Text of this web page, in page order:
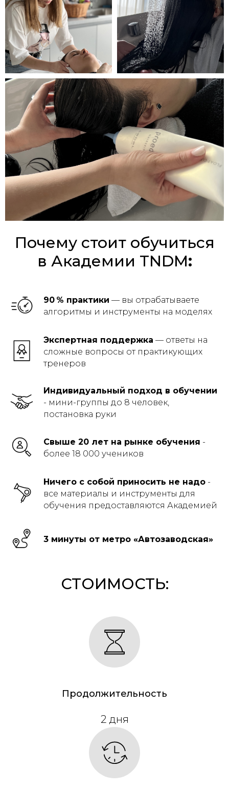
Почему стоит обучиться
в Академии TNDM:
90 % практики — вы отрабатываете
алгоритмы и инструменты на моделях
Экспертная поддержка — ответы на
сложные вопросы от практикующих
тренеров
Индивидуальный подход в обучении
- мини-группы до 8 человек,
постановка руки
Свыше 20 лет на рынке обучения -
более 18 000 учеников
Ничего с собой приносить не надо -
все материалы и инструменты для
обучения предоставляются Академией
3 минуты от метро «Автозаводская»
СТОИМОСТЬ:
Продолжительность
2 дня